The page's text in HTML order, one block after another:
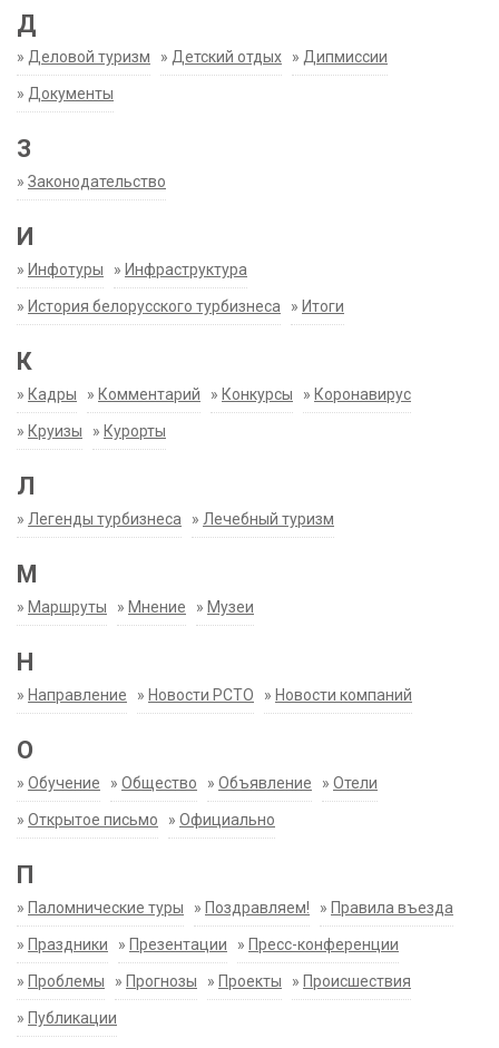
Д
» Деловой туризм » Детский отдых » Дипмиссии
» Документы
З
» Законодательство
И
» Инфотуры » Инфраструктура
» История белорусского турбизнеса » Итоги
К
» Кадры » Комментарий » Конкурсы » Коронавирус
» Круизы » Курорты
Л
» Легенды турбизнеса » Лечебный туризм
М
» Маршруты » Мнение » Музеи
Н
» Направление » Новости РСТО » Новости компаний
О
» Обучение » Общество » Объявление » Отели
» Открытое письмо » Официально
П
» Паломнические туры » Поздравляем! » Правила въезда
» Праздники » Презентации » Пресс-конференции
» Проблемы » Прогнозы » Проекты » Происшествия
» Публикации